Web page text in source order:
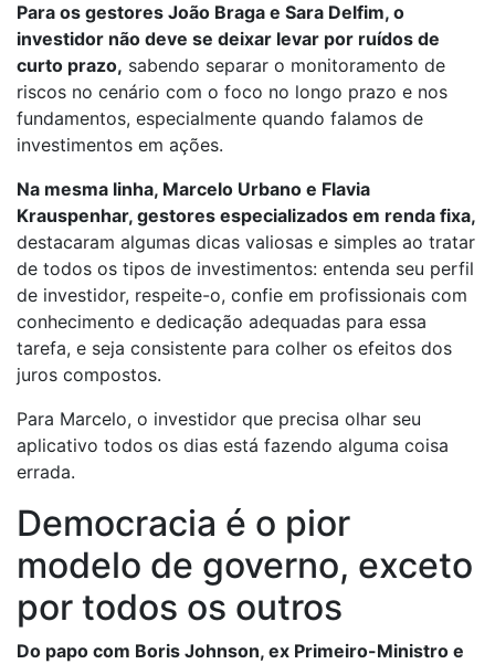
Para os gestores João Braga e Sara Delfim, o
investidor não deve se deixar levar por ruídos de
curto prazo, sabendo separar o monitoramento de
riscos no cenário com o foco no longo prazo e nos
fundamentos, especialmente quando falamos de
investimentos em ações.
Na mesma linha, Marcelo Urbano e Flavia
Krauspenhar, gestores especializados em renda fixa,
destacaram algumas dicas valiosas e simples ao tratar
de todos os tipos de investimentos: entenda seu perfil
de investidor, respeite-o, confie em profissionais com
conhecimento e dedicação adequadas para essa
tarefa, e seja consistente para colher os efeitos dos
juros compostos.
Para Marcelo, o investidor que precisa olhar seu
aplicativo todos os dias está fazendo alguma coisa
errada.
Democracia é o pior
modelo de governo, exceto
por todos os outros
Do papo com Boris Johnson, ex Primeiro-Ministro e